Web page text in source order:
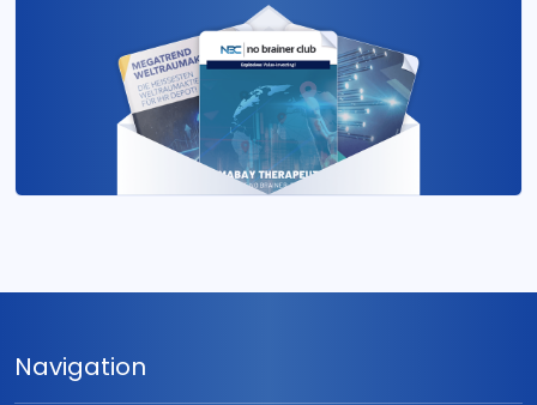
Navigation